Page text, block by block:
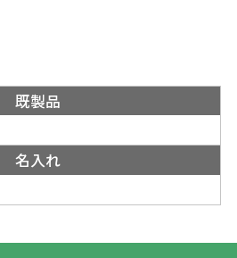
既製品
名入れ